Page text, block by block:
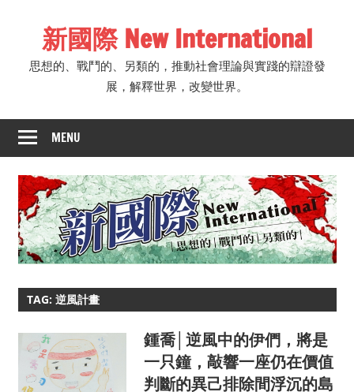
新國際 New International
思想的、戰鬥的、另類的，推動社會理論與實踐的辯證發
展，解釋世界，改變世界。
MENU
TAG: 逆風計畫
鍾喬│逆風中的伊們，將是
一只鐘，敲響一座仍在價值
判斷的異己排除間浮沉的島